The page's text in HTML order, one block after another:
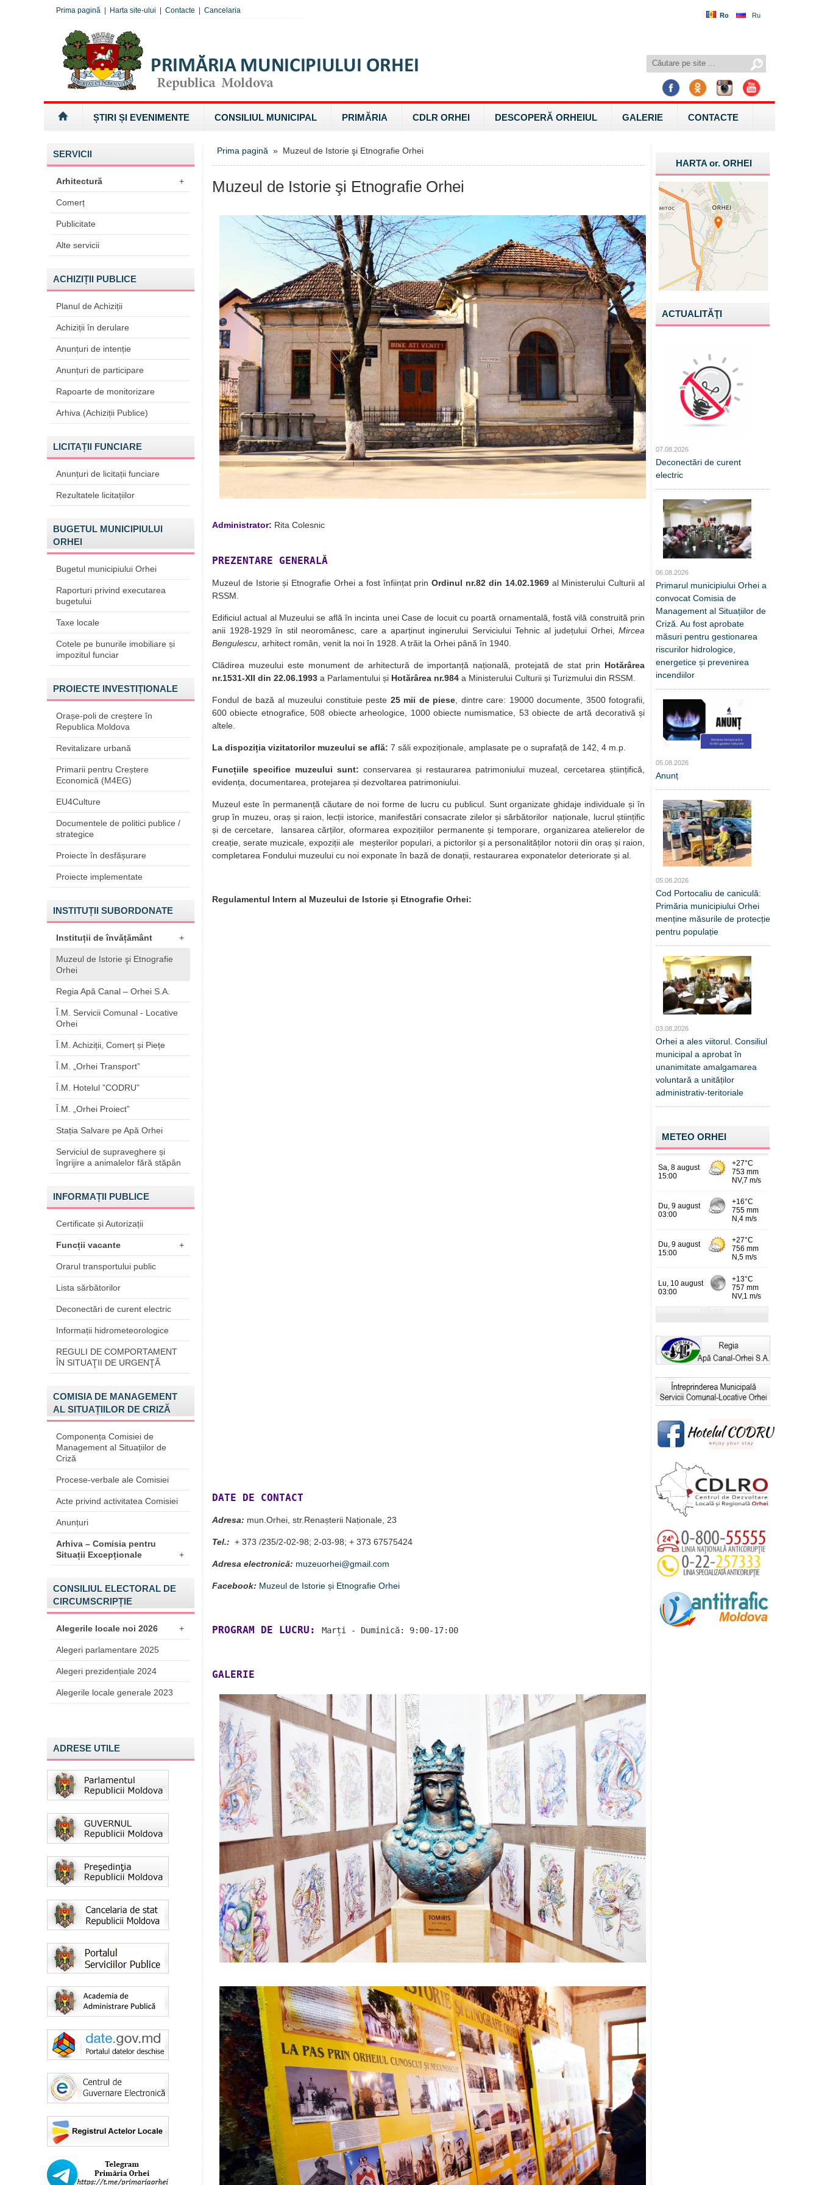
Ro Ru
Prima pagină Harta site-ului Contacte Cancelaria
ȘTIRI ȘI EVENIMENTE CONSILIUL MUNICIPAL PRIMĂRIA CDLR ORHEI DESCOPERĂ ORHEIUL GALERIE CONTACTE
SERVICII
Arhitectură +
Comerț
Publicitate
Alte servicii
ACHIZIȚII PUBLICE
Planul de Achiziții
Achiziții în derulare
Anunțuri de intenție
Anunțuri de participare
Rapoarte de monitorizare
Arhiva (Achiziții Publice)
LICITAȚII FUNCIARE
Anunțuri de licitații funciare
Rezultatele licitațiilor
BUGETUL MUNICIPIULUI
ORHEI
Bugetul municipiului Orhei
Raporturi privind executarea
bugetului
Taxe locale
Cotele pe bunurile imobiliare și
impozitul funciar
PROIECTE INVESTIȚIONALE
Orașe-poli de creștere în
Republica Moldova
Revitalizare urbană
Primarii pentru Creștere
Economică (M4EG)
EU4Culture
Documentele de politici publice /
strategice
Proiecte în desfășurare
Proiecte implementate
INSTITUȚII SUBORDONATE
Instituții de învățământ +
Muzeul de Istorie şi Etnografie
Orhei
Regia Apă Canal – Orhei S.A.
Î.M. Servicii Comunal - Locative
Orhei
Î.M. Achiziții, Comerț și Piețe
Î.M. „Orhei Transport”
Î.M. Hotelul ”CODRU”
Î.M. „Orhei Proiect”
Stația Salvare pe Apă Orhei
Serviciul de supraveghere și
îngrijire a animalelor fără stăpân
INFORMAȚII PUBLICE
Certificate și Autorizații
Funcții vacante +
Orarul transportului public
Lista sărbătorilor
Deconectări de curent electric
Informații hidrometeorologice
REGULI DE COMPORTAMENT
ÎN SITUAŢII DE URGENŢĂ
COMISIA DE MANAGEMENT
AL SITUAȚIILOR DE CRIZĂ
Componența Comisiei de
Management al Situațiilor de
Criză
Procese-verbale ale Comisiei
Acte privind activitatea Comisiei
Anunțuri
Arhiva – Comisia pentru
Situații Excepționale
+
CONSILIUL ELECTORAL DE
CIRCUMSCRIPȚIE
Alegerile locale noi 2026 +
Alegeri parlamentare 2025
Alegeri prezidențiale 2024
Alegerile locale generale 2023
ADRESE UTILE
Prima pagină » Muzeul de Istorie şi Etnografie Orhei
Muzeul de Istorie şi Etnografie Orhei
Administrator: Rita Colesnic
PREZENTARE GENERALĂ
Muzeul de Istorie și Etnografie Orhei a fost înființat prinOrdinul nr.82 din 14.02.1969al Ministerului Culturii al
RSSM.
Edificiul actual al Muzeului se află în incinta unei Case de locuit cu poartă ornamentală, fostă vilă construită prin
anii 1928-1929 în stil neoromânesc, care a aparținut inginerului Serviciului Tehnic al județului Orhei, Mircea
Bengulescu , arhitect român, venit la noi în 1928. A trăit la Orhei până în 1940.
Clădirea muzeului este monument de arhitectură de importanță națională, protejată de stat prin Hotărârea
nr.1531-XII din 22.06.1993 a Parlamentului și Hotărârea nr.984 a Ministerului Culturii și Turizmului din RSSM.
Fondul de bază al muzeului constituie peste 25 mii de piese , dintre care: 19000 documente, 3500 fotografii,
600 obiecte etnografice, 508 obiecte arheologice, 1000 obiecte numismatice, 53 obiecte de artă decorativă și
altele.
La dispoziția vizitatorilor muzeului se află: 7 săli expoziționale, amplasate pe o suprafață de 142, 4 m.p.
Funcțiile specifice muzeului sunt: conservarea și restaurarea patrimoniului muzeal, cercetarea științifică,
evidența, documentarea, protejarea și dezvoltarea patrimoniului.
Muzeul este în permanență căutare de noi forme de lucru cu publicul. Sunt organizate ghidaje individuale și în
grup în muzeu, oraș și raion, lecții istorice, manifestări consacrate zilelor și sărbătorilor naționale, lucrul științific
și de cercetare, lansarea cărților, oformarea expozițiilor permanente și temporare, organizarea atelierelor de
creație, serate muzicale, expoziții ale meșterilor populari, a pictorilor și a personalităților notorii din oraș și raion,
completarea Fondului muzeului cu noi exponate în bază de donații, restaurarea exponatelor deteriorate și al.
Regulamentul Intern al Muzeului de Istorie și Etnografie Orhei:
DATE DE CONTACT
Adresa: mun.Orhei, str.Renașterii Naționale, 23
Tel.: + 373 /235/2-02-98; 2-03-98; + 373 67575424
Adresa electronică: muzeuorhei@gmail.com
Facebook: Muzeul de Istorie și Etnografie Orhei
PROGRAM DE LUCRU: Marți - Duminică: 9:00-17:00
GALERIE
HARTA or.ORHEI
ACTUALITĂŢI
07.08.2026
Deconectări de curent
electric
06.08.2026
Primarul municipiului Orhei a
convocat Comisia de
Management al Situațiilor de
Criză. Au fost aprobate
măsuri pentru gestionarea
riscurilor hidrologice,
energetice și prevenirea
incendiilor
05.08.2026
Anunț
05.08.2026
Cod Portocaliu de caniculă:
Primăria municipiului Orhei
menține măsurile de protecție
pentru populație
03.08.2026
Orhei a ales viitorul. Consiliul
municipal a aprobat în
unanimitate amalgamarea
voluntară a unităților
administrativ-teritoriale
METEO ORHEI